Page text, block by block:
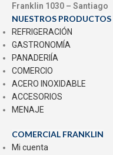
Franklin 1030 – Santiago
NUESTROS PRODUCTOS
REFRIGERACIÓN
GASTRONOMÍA
PANADERIÍA
COMERCIO
ACERO INOXIDABLE
ACCESORIOS
MENAJE
COMERCIAL FRANKLIN
Mi cuenta